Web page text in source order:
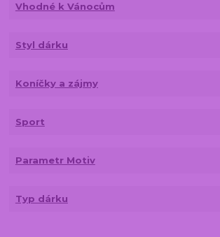
Vhodné k Vánocům
Styl dárku
Koníčky a zájmy
Sport
Parametr Motiv
Typ dárku